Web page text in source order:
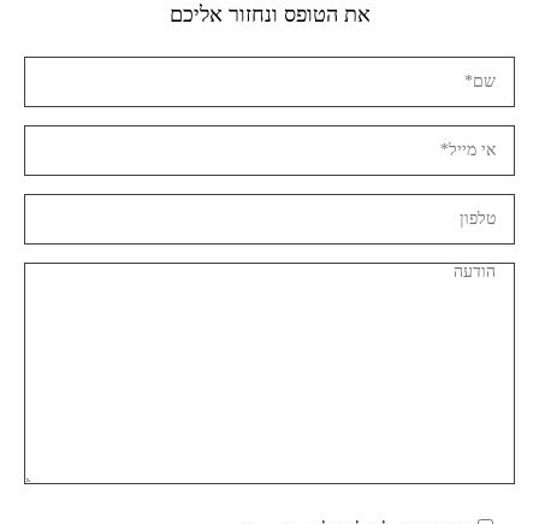
את הטופס ונחזור אליכם